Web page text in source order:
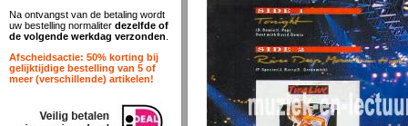
Na ontvangst van de betaling wordt
uw bestelling normaliter dezelfde of
de volgende werkdag verzonden
Afscheidsactie: 50% korting bij
gelijktijdige bestelling van 5 of
meer (verschillende) artikelen!